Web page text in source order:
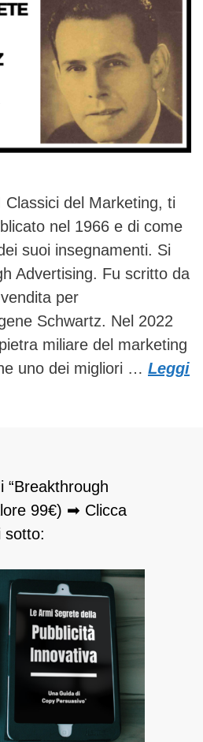
del Marketing, ti
nel 1966 e di come
suoi insegnamenti. Si
Advertising. Fu scritto da
per
Schwartz. Nel 2022
miliare del marketing
uno dei migliori … Leggi
“Breakthrough
99€) ➡ Clicca
sotto: